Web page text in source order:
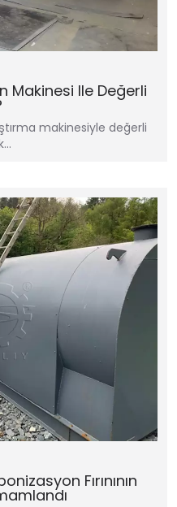
Makinesi Ile Değerli
makinesiyle değerli
Fırınının